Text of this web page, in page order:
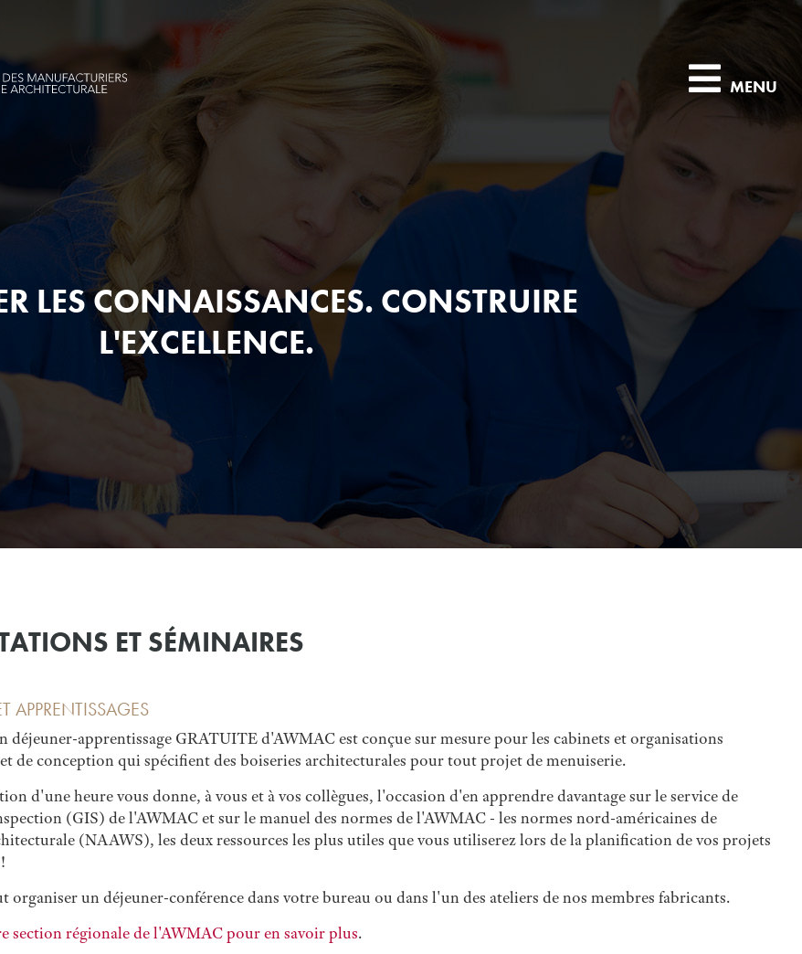
MENU
LES CONNAISSANCES. CONSTRUIRE
L'EXCELLENCE.
ET SÉMINAIRES
APPRENTISSAGES
déjeuner-apprentissage GRATUITE d'AWMAC est conçue sur mesure pour les cabinets et organisations
de conception qui spécifient des boiseries architecturales pour tout projet de menuiserie.
d'une heure vous donne, à vous et à vos collègues, l'occasion d'en apprendre davantage sur le service de
(GIS) de l'AWMAC et sur le manuel des normes de l'AWMAC - les normes nord-américaines de
(NAAWS), les deux ressources les plus utiles que vous utiliserez lors de la planification de vos projets
organiser un déjeuner-conférence dans votre bureau ou dans l'un des ateliers de nos membres fabricants.
section régionale de l'AWMAC pour en savoir plus.